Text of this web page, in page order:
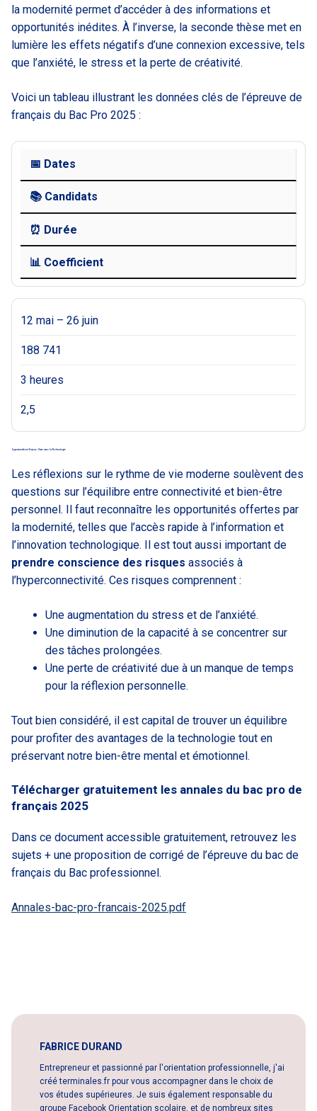
la modernité permet d’accéder à des informations et
opportunités inédites. À l’inverse, la seconde thèse met en
lumière les effets négatifs d’une connexion excessive, tels
que l’anxiété, le stress et la perte de créativité.
Voici un tableau illustrant les données clés de l’épreuve de
français du Bac Pro 2025 :
📅 Dates
📚 Candidats
⏰ Durée
📊 Coefficient
12 mai – 26 juin
188 741
3 heures
2,5
Opportunités et Enjeux : Vivre avec la Technologie
Les réflexions sur le rythme de vie moderne soulèvent des
questions sur l’équilibre entre connectivité et bien-être
personnel. Il faut reconnaître les opportunités offertes par
la modernité, telles que l’accès rapide à l’information et
l’innovation technologique. Il est tout aussi important de
prendre conscience des risques associés à
l’hyperconnectivité. Ces risques comprennent :
Une augmentation du stress et de l’anxiété.
Une diminution de la capacité à se concentrer sur
des tâches prolongées.
Une perte de créativité due à un manque de temps
pour la réflexion personnelle.
Tout bien considéré, il est capital de trouver un équilibre
pour profiter des avantages de la technologie tout en
préservant notre bien-être mental et émotionnel.
Télécharger gratuitement les annales du bac pro de
français 2025
Dans ce document accessible gratuitement, retrouvez les
sujets + une proposition de corrigé de l’épreuve du bac de
français du Bac professionnel.
Annales-bac-pro-francais-2025.pdf
FABRICE DURAND
Entrepreneur et passionné par l'orientation professionnelle, j'ai
créé terminales.fr pour vous accompagner dans le choix de
vos études supérieures. Je suis également responsable du
groupe Facebook Orientation scolaire, et de nombreux sites